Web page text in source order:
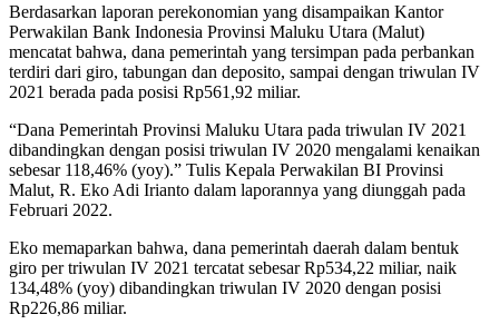
Berdasarkan laporan perekonomian yang disampaikan Kantor
Perwakilan Bank Indonesia Provinsi Maluku Utara (Malut)
mencatat bahwa, dana pemerintah yang tersimpan pada perbankan
terdiri dari giro, tabungan dan deposito, sampai dengan triwulan IV
2021 berada pada posisi Rp561,92 miliar.
“Dana Pemerintah Provinsi Maluku Utara pada triwulan IV 2021
dibandingkan dengan posisi triwulan IV 2020 mengalami kenaikan
sebesar 118,46% (yoy).” Tulis Kepala Perwakilan BI Provinsi
Malut, R. Eko Adi Irianto dalam laporannya yang diunggah pada
Februari 2022.
Eko memaparkan bahwa, dana pemerintah daerah dalam bentuk
giro per triwulan IV 2021 tercatat sebesar Rp534,22 miliar, naik
134,48% (yoy) dibandingkan triwulan IV 2020 dengan posisi
Rp226,86 miliar.